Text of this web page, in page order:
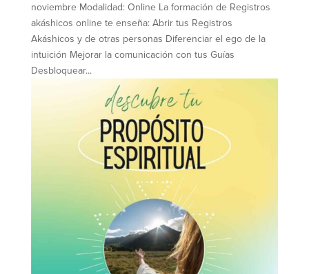
noviembre Modalidad: Online La formación de Registros
akáshicos online te enseña: Abrir tus Registros
Akáshicos y de otras personas Diferenciar el ego de la
intuición Mejorar la comunicación con tus Guías
Desbloquear...